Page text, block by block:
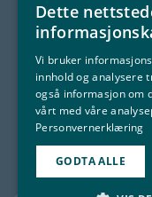
I fellesskap
bidrag
Dette
Vi bruker
innhold og analysere
også informasjon om
vårt med våre
Personvernerklæring
GODTA ALLE